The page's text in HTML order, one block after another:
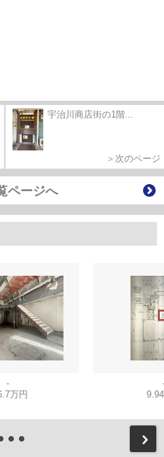
宇治川商店街の1階...
＞次のページ
ページへ
-
万円